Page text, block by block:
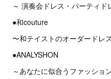
～ 演奏会ドレス・パーティ
●和couture
〜和テイストのオーダードレス
●ANALYSHON
～あなたに似合うファッショ